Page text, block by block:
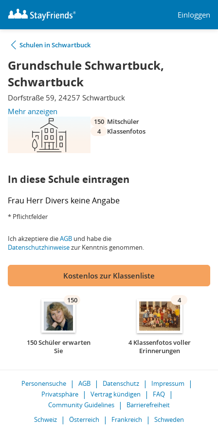
Einloggen
Schulen in Schwartbuck
Grundschule Schwartbuck,
Schwartbuck
Dorfstraße 59, 24257 Schwartbuck
Mehr anzeigen
150 Mitschüler
4
Klassenfotos
In diese Schule eintragen
Frau Herr Divers keine Angabe
* Pflichtfelder
Ich akzeptiere dieAGB und habe die
Datenschutzhinweisezur Kenntnis genommen.
Kostenlos zur Klassenliste
150
150 Schüler erwarten
Sie
4
4 Klassenfotos voller
Erinnerungen
Personensuche AGB Datenschutz
Impressum
Privatsphäre
Vertrag kündigen
FAQ
Community Guidelines
Barrierefreiheit
Schweiz
Österreich Frankreich Schweden